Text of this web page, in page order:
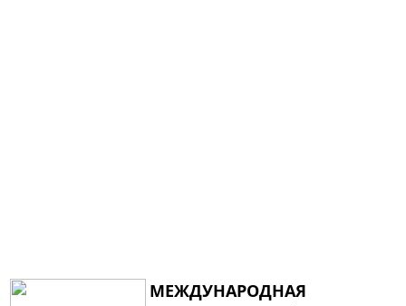
МЕЖДУНАРОДНАЯ